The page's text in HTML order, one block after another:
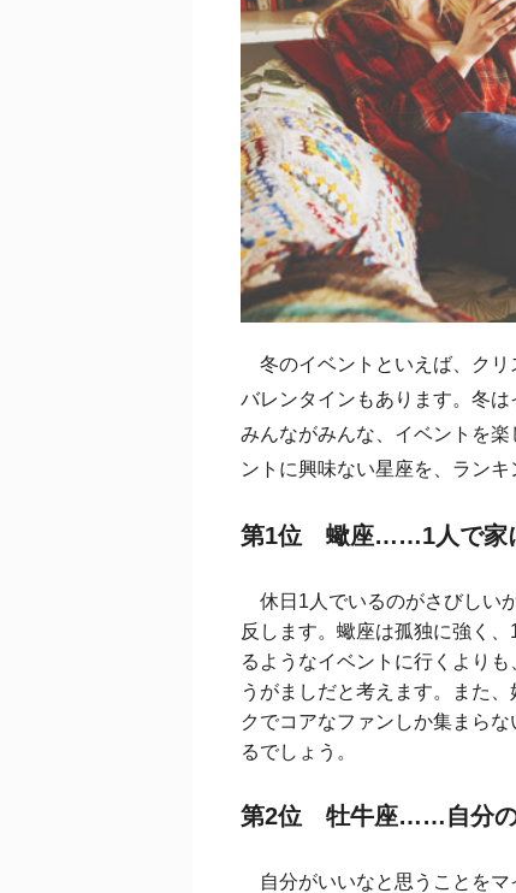
冬のイベントといえば、クリ
バレンタインもあります。冬は
みんながみんな、イベントを
ントに興味ない星座を、ランキ
第1位 蠍座……1人で家
休日1人でいるのがさびしい
反します。蠍座は孤独に強く
るようなイベントに行くより
うがましだと考えます。また
クでコアなファンしか集まら
るでしょう。
第2位 牡牛座……自分の
自分がいいなと思うことをマ